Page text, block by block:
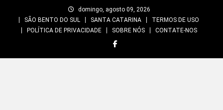
domingo, agosto 09, 2026
SÃO BENTO DO SUL
SANTA CATARINA
TERMOS DE USO
POLÍTICA DE PRIVACIDADE
SOBRE NÓS CONTATE-NOS